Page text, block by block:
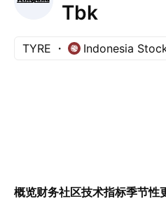
Tbk
TYRE Indonesia
概览财务社区技术指标季节性